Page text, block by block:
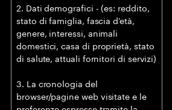
2. Dati demografici - (es: reddito,
stato di famiglia, fascia d’età,
genere, interessi, animali
domestici, casa di proprietà, stato
di salute, attuali fornitori di servizi)
3. La cronologia del
browser/pagine web visitate e le